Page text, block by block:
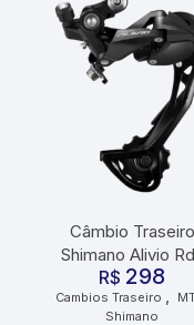
Câmbio Traseiro
Shimano Alivio
m3100 Sgs 9v
Longo
R$ 298
Cambios Traseiro ,
Shimano